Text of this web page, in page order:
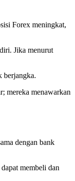
Forex meningkat,
Jika menurut
berjangka.
mereka menawarkan
dengan bank
membeli dan